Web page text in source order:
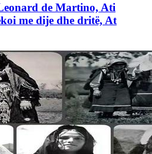
de Martino, Ati
me dije dhe dritë, At